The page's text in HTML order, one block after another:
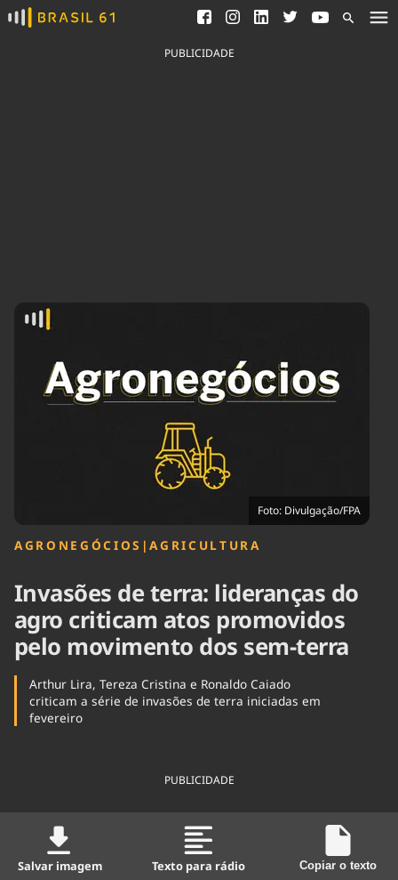
Ver todas as notícias
Saneamento
Indicadores
Agronegócios
Brasil Mineral
Ciência &
Tecnologia
Economia
Educação
Infraestrutura
Internacional
Política
Saúde
Tempo
PUBLICIDADE
Foto: Divulgação/FPA
AGRONEGÓCIOS |AGRICULTURA
Invasões de terra: lideranças do
agro criticam atos promovidos
pelo movimento dos sem-terra
Arthur Lira, Tereza Cristina e Ronaldo Caiado
criticam a série de invasões de terra iniciadas em
fevereiro
PUBLICIDADE
Salvar imagem Texto para rádio Copiar o texto